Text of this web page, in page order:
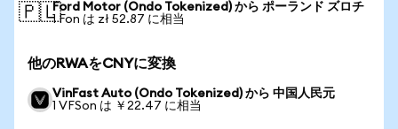
🇵🇱Ford Motor (Ondo Tokenized) から ポーランド ズロチ
1 Fon は zł 52.87 に相当
他のRWAをCNYに変換
VinFast Auto (Ondo Tokenized) から 中国人民元
1 VFSon は ￥22.47 に相当